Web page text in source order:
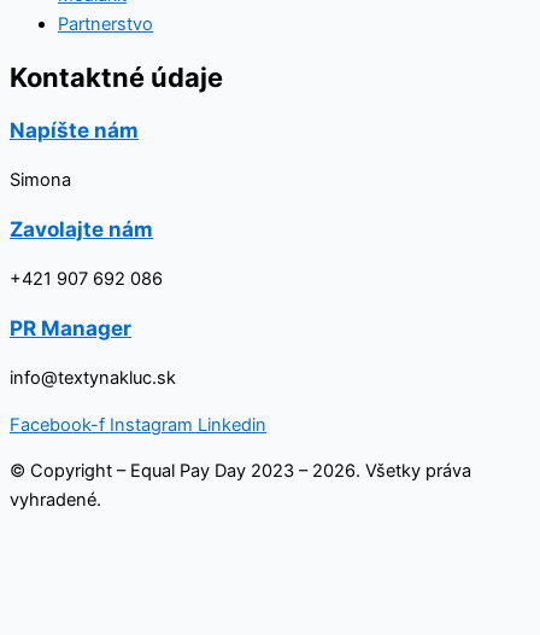
Partnerstvo
Kontaktné údaje
Napíšte nám
Simona
Zavolajte nám
+421 907 692 086
PR Manager
info@textynakluc.sk
Facebook-f Instagram Linkedin
© Copyright – Equal Pay Day 2023 – 2026. Všetky práva
vyhradené.